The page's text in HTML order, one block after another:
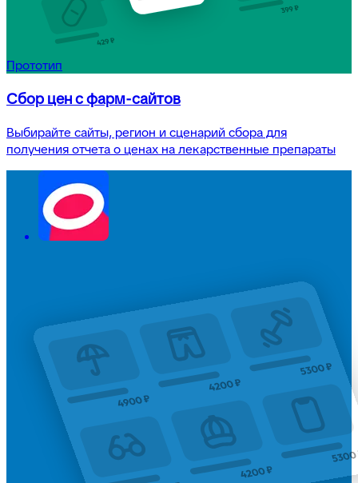
Прототип
Сбор цен с фарм-сайтов
Выбирайте сайты, регион и сценарий сбора для
получения отчета о ценах на лекарственные препараты